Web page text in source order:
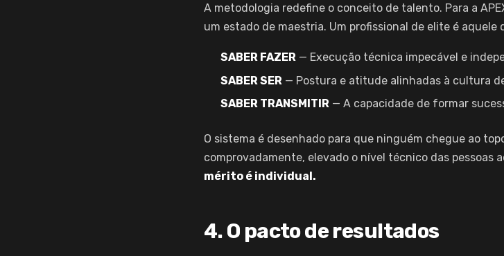
A metodologia redefine o conceito de talento. Para a
um estado de maestria. Um profissional de elite é aquele
SABER FAZER— Execução técnica impecável e
SABER SER— Postura e atitude alinhadas à cultura
SABER TRANSMITIR— A capacidade de formar
O sistema é desenhado para que ninguém chegue ao
comprovadamente, elevado o nível técnico das pessoas
mérito é individual.
4. O pacto de resultados